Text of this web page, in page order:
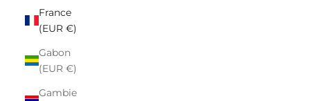
France
(EUR €)
Gabon
(EUR €)
Gambie